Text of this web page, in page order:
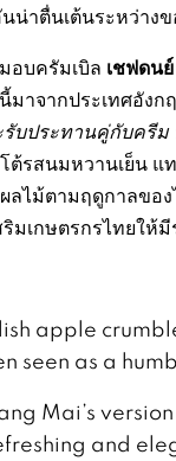
น่าตื่นเต้นระหว่าง
อบครัมเบิล เชฟดน
าจากประเทศอัง
บประทานคู่กับครี
โต้รสนมหวานเย็น
ลไม้ตามฤดูกาลขอ
ริมเกษตรกรไทยให้
apple
seen as a
Mai’s
and